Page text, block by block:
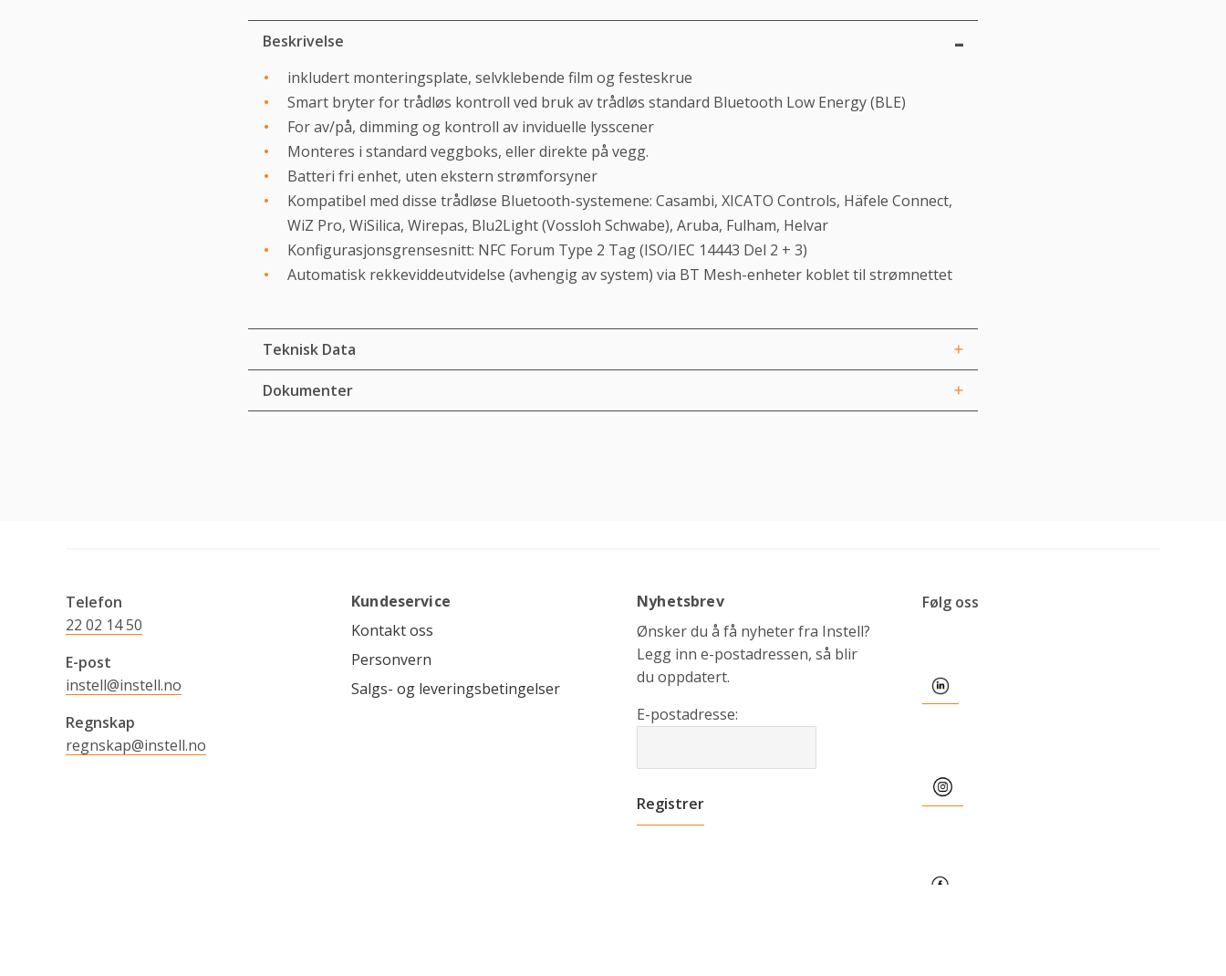
Beskrivelse
inkludert monteringsplate, selvklebende film og festeskrue
Smart bryter for trådløs kontroll ved bruk av trådløs standard Bluetooth Low Energy (BLE)
For av/på, dimming og kontroll av inviduelle lysscener
Monteres i standard veggboks, eller direkte på vegg.
Batteri fri enhet, uten ekstern strømforsyner
Kompatibel med disse trådløse Bluetooth-systemene: Casambi, XICATO Controls, Häfele Connect,
WiZ Pro, WiSilica, Wirepas, Blu2Light (Vossloh Schwabe), Aruba, Fulham, Helvar
Konfigurasjonsgrensesnitt: NFC Forum Type 2 Tag (ISO/IEC 14443 Del 2 + 3)
Automatisk rekkeviddeutvidelse (avhengig av system) via BT Mesh-enheter koblet til strømnettet
Teknisk Data
Dokumenter
Telefon
22 02 14 50
E-post
instell@instell.no
Regnskap
regnskap@instell.no
Kundeservice
Kontakt oss
Personvern
Salgs- og leveringsbetingelser
Nyhetsbrev
Ønsker du å få nyheter fra Instell?
Legg inn e-postadressen, så blir
du oppdatert.
E-postadresse:
Følg oss